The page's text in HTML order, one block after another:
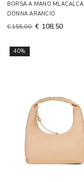
BORSA A MANO MLACALCA
DONNA ARANCIO
€ 155,00 € 108,50
40%